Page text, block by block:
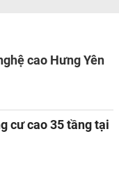
cao Hưng Yên
cư cao 35 tầng tại